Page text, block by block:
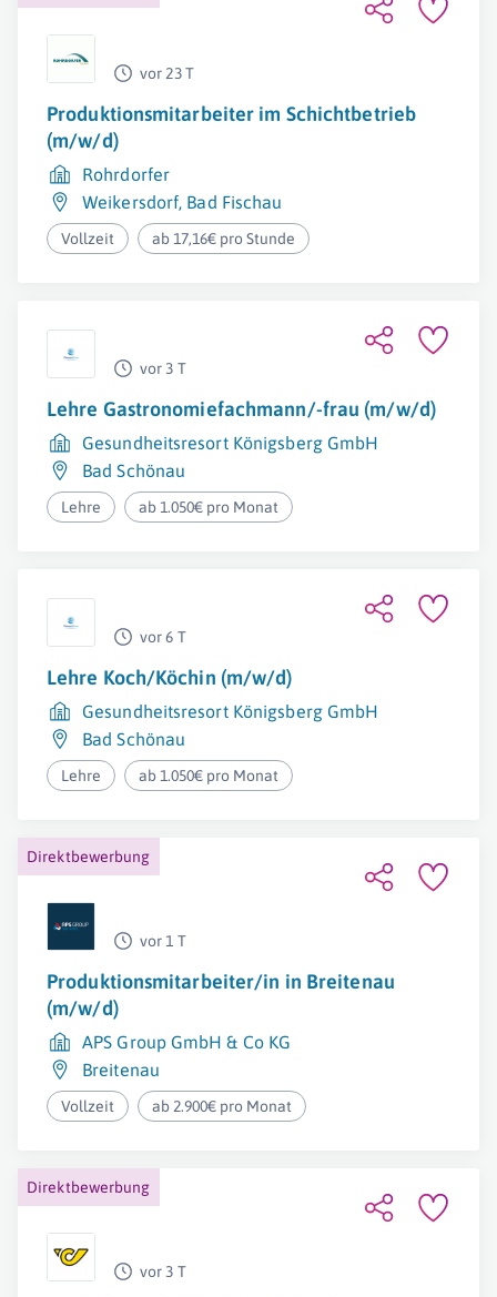
vor 23 T
Produktionsmitarbeiter im Schichtbetrieb
(m/w/d)
Rohrdorfer
Weikersdorf, Bad Fischau
Vollzeit ab 17,16€ pro Stunde
vor 3 T
Lehre Gastronomiefachmann/-frau (m/w/d)
Gesundheitsresort Königsberg GmbH
Bad Schönau
Lehre ab 1.050€ pro Monat
vor 6 T
Lehre Koch/Köchin (m/w/d)
Gesundheitsresort Königsberg GmbH
Bad Schönau
Lehre ab 1.050€ pro Monat
Direktbewerbung
vor 1 T
Produktionsmitarbeiter/in in Breitenau
(m/w/d)
APS Group GmbH & Co KG
Breitenau
Vollzeit ab 2.900€ pro Monat
Direktbewerbung
vor 3 T